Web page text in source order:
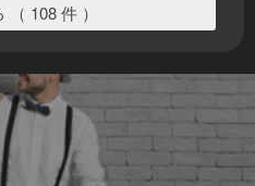
（ 108 件 ）